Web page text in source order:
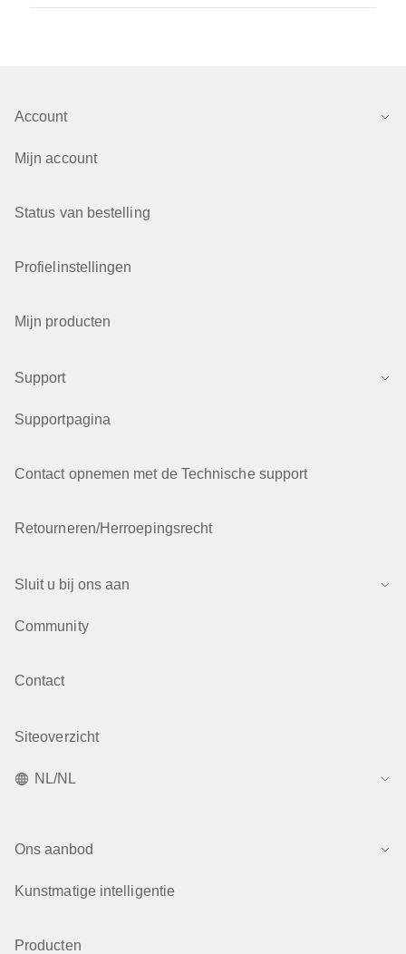
Account
Mijn account
Status van bestelling
Profielinstellingen
Mijn producten
Support
Supportpagina
Contact opnemen met de Technische support
Retourneren/Herroepingsrecht
Sluit u bij ons aan
Community
Contact
Siteoverzicht
NL/NL
Ons aanbod
Kunstmatige intelligentie
Producten